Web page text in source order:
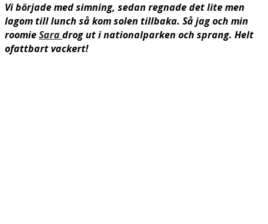
Vi började med simning, sedan regnade det lite men
lagom till lunch så kom solen tillbaka. Så jag och min
roomieSaradrog ut i nationalparken och sprang. Helt
ofattbart vackert!